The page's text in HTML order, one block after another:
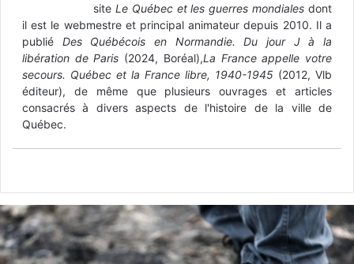
site Le Québec et les guerres mondiales dont
il est le webmestre et principal animateur depuis 2010. Il a
publié Des Québécois en Normandie. Du jour J à la
libération de Paris (2024, Boréal),La France appelle votre
secours. Québec et la France libre, 1940-1945 (2012, Vlb
éditeur), de même que plusieurs ouvrages et articles
consacrés à divers aspects de l'histoire de la ville de
Québec.